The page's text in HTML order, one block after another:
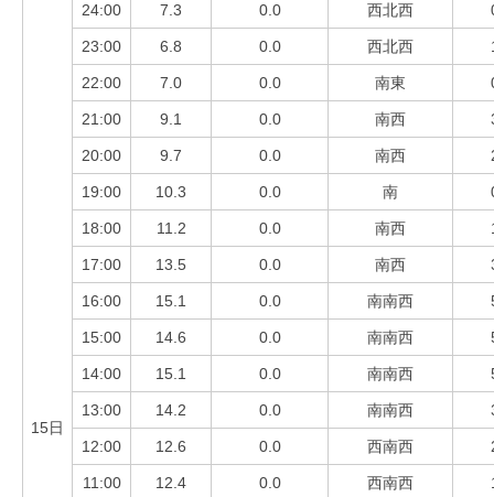
15日
24:00 7.3 0.0 西北西
23:00 6.8 0.0 西北西
22:00 7.0 0.0 南東
21:00 9.1 0.0 南西
20:00 9.7 0.0 南西
19:00 10.3 0.0 南
18:00 11.2 0.0 南西
17:00 13.5 0.0 南西
16:00 15.1 0.0 南南西
15:00 14.6 0.0 南南西
14:00 15.1 0.0 南南西
13:00 14.2 0.0 南南西
12:00 12.6 0.0 西南西
11:00 12.4 0.0 西南西